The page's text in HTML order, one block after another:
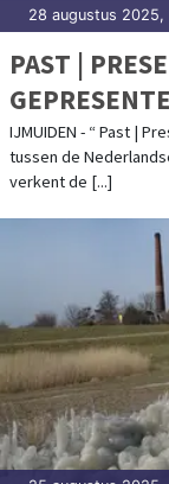
28 augustus 2025,
PAST |
IJMUIDEN - “ Past |
tussen de
verkent de [...]